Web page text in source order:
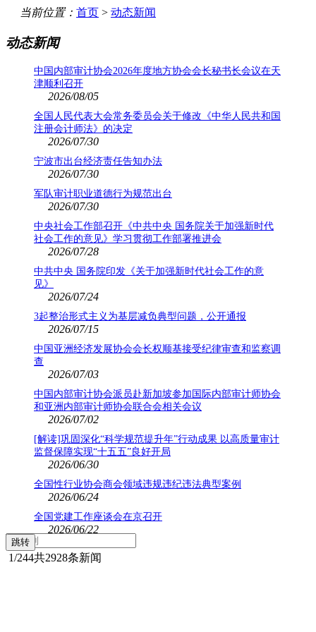
当前位置： 首页 > 动态新闻
动态新闻
中国内部审计协会2026年度地方协会会长秘书长会议在天
津顺利召开
2026/08/05
全国人民代表大会常务委员会关于修改《中华人民共和国
注册会计师法》的决定
2026/07/30
宁波市出台经济责任告知办法
2026/07/30
军队审计职业道德行为规范出台
2026/07/30
中央社会工作部召开《中共中央 国务院关于加强新时代
社会工作的意见》学习贯彻工作部署推进会
2026/07/28
中共中央 国务院印发《关于加强新时代社会工作的意
见》
2026/07/24
3起整治形式主义为基层减负典型问题，公开通报
2026/07/15
中国亚洲经济发展协会会长权顺基接受纪律审查和监察调
查
2026/07/03
中国内部审计协会派员赴新加坡参加国际内部审计师协会
和亚洲内部审计师协会联合会相关会议
2026/07/02
[解读]巩固深化“科学规范提升年”行动成果 以高质量审计
监督保障实现“十五五”良好开局
2026/06/30
全国性行业协会商会领域违规违纪违法典型案例
2026/06/24
全国党建工作座谈会在京召开
2026/06/22
1/244共2928条新闻